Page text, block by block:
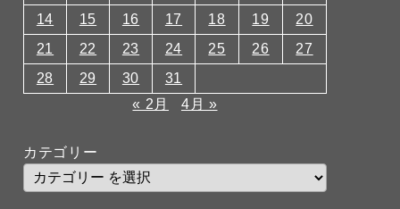
14
15 16 17 18 19
20
21
22 23 24 25 26
27
28
29 30
31
« 2月
4月 »
カテゴリー